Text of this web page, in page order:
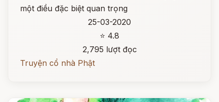
một điều đặc biệt quan trọng
25-03-2020
⭐ 4.8
2,795 lượt đọc
Truyện cổ nhà Phật